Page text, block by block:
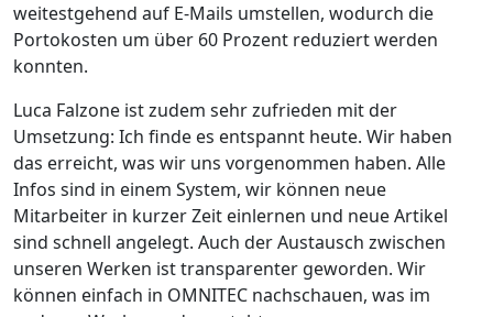
weitestgehend auf E-Mails umstellen, wodurch die
Portokosten um über 60 Prozent reduziert werden
konnten.
Luca Falzone ist zudem sehr zufrieden mit der
Umsetzung: Ich finde es entspannt heute. Wir haben
das erreicht, was wir uns vorgenommen haben. Alle
Infos sind in einem System, wir können neue
Mitarbeiter in kurzer Zeit einlernen und neue Artikel
sind schnell angelegt. Auch der Austausch zwischen
unseren Werken ist transparenter geworden. Wir
können einfach in OMNITEC nachschauen, was im